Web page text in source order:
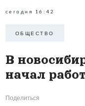
сегодня 16:42
ОБЩЕСТВО
В
начал
Поделиться